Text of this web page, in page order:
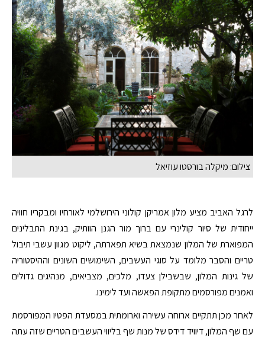
צילום: מיקלה בורסטו עוזיאל
לרגל האביב מציע מלון אמריקן קולוני הירושלמי לאורחיו ומבקריו חוויה
ייחודית של סיור קולינרי עם ברוך מור הגנן הוותיק, בגינת התבלינים
המפוארת של המלון שנמצאת בשיא תפארתה, ליקוט מגוון עשבי תיבול
טריים והסבר מלומד על סוגי העשבים, השימושים השונים וההיסטוריה
של גינות המלון, שבשבילן צעדו, מלכים, מצביאים, מנהיגים גדולים
ואמנים מפורסמים מתקופת הפאשה ועד לימינו.
לאחר מכן תתקיים ארוחה עשירה וארומתית במסעדת הפטיו המפורסמת
עם שף המלון, דיוויד דידס של מנות שף בליווי העשבים הטריים שזה עתה